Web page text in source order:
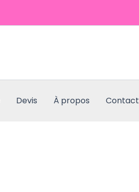
Devis À propos Contact